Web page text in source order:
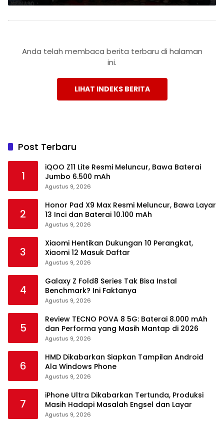
Anda telah membaca berita terbaru di halaman
ini.
LIHAT INDEKS BERITA
Post Terbaru
1
iQOO Z11 Lite Resmi Meluncur, Bawa Baterai
Jumbo 6.500 mAh
Agustus 9, 2026
2
Honor Pad X9 Max Resmi Meluncur, Bawa Layar
13 Inci dan Baterai 10.100 mAh
Agustus 9, 2026
3
Xiaomi Hentikan Dukungan 10 Perangkat,
Xiaomi 12 Masuk Daftar
Agustus 9, 2026
4
Galaxy Z Fold8 Series Tak Bisa Instal
Benchmark? Ini Faktanya
Agustus 9, 2026
5
Review TECNO POVA 8 5G: Baterai 8.000 mAh
dan Performa yang Masih Mantap di 2026
Agustus 9, 2026
6
HMD Dikabarkan Siapkan Tampilan Android
Ala Windows Phone
Agustus 9, 2026
7
iPhone Ultra Dikabarkan Tertunda, Produksi
Masih Hadapi Masalah Engsel dan Layar
Agustus 9, 2026